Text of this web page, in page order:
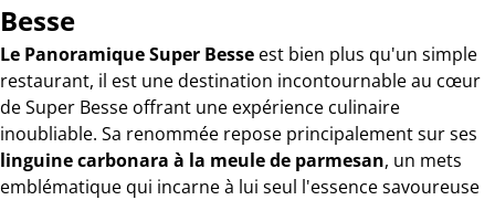
Besse
Le Panoramique Super Besse est bien plus qu'un simple
restaurant, il est une destination incontournable au cœur
de Super Besse offrant une expérience culinaire
inoubliable. Sa renommée repose principalement sur ses
linguine carbonara à la meule de parmesan, un mets
emblématique qui incarne à lui seul l'essence savoureuse